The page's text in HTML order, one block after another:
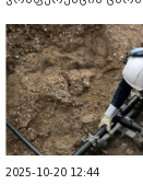
2025-10-20 12:44